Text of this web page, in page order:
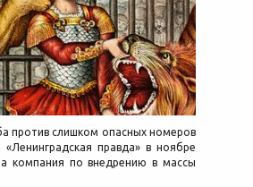
против слишком опасных номеров
правда» в ноябре
компания по внедрению в массы